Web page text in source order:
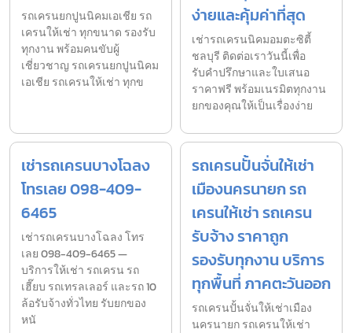
รถเครนยกปูนนิคมเอเชีย รถ
เครนให้เช่า ทุกขนาด รองรับ
ทุกงาน พร้อมคนขับผู้
เชี่ยวชาญ รถเครนยกปูนนิคม
เอเชีย รถเครนให้เช่า ทุกข
ง่ายและคุ้มค่าที่สุด
เช่ารถเครนนิคมอมตะซิตี้
ชลบุรี ติดต่อเราวันนี้เพื่อ
รับคำปรึกษาและใบเสนอ
ราคาฟรี พร้อมเนรมิตทุกงาน
ยกของคุณให้เป็นเรื่องง่าย
เช่ารถเครนบางโฉลง
โทรเลย 098-409-
6465
เช่ารถเครนบางโฉลง โทร
เลย 098-409-6465 —
บริการให้เช่า รถเครน รถ
เฮี๊ยบ รถเทรลเลอร์ และรถ 10
ล้อรับจ้างทั่วไทย รับยกของ
หนั
รถเครนปั้นจั่นให้เช่า
เมืองนครนายก รถ
เครนให้เช่า รถเครน
รับจ้าง ราคาถูก
รองรับทุกงาน บริการ
ทุกพื้นที่ ภาคตะวันออก
รถเครนปั้นจั่นให้เช่าเมือง
นครนายก รถเครนให้เช่า